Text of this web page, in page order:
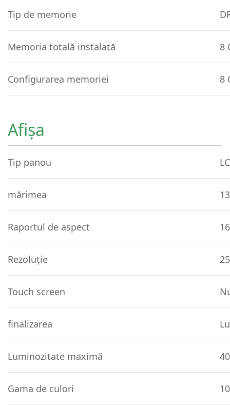
Tip de memorie
Memoria totală instalată 8
Configurarea memoriei 8
Afişa
Tip panou
mărimea
Raportul de aspect
Rezoluţie
Touch screen
finalizarea
Luminozitate maximă
Gama de culori